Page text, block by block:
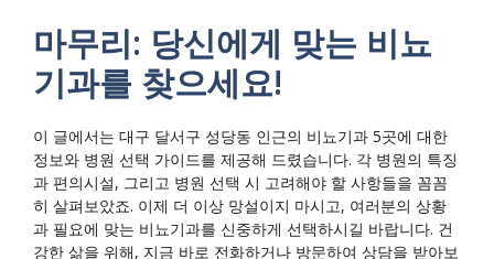
마무리: 당신에게 맞는 비뇨
기과를 찾으세요!
이 글에서는 대구 달서구 성당동 인근의 비뇨기과 5곳에 대한
정보와 병원 선택 가이드를 제공해 드렸습니다. 각 병원의 특징
과 편의시설, 그리고 병원 선택 시 고려해야 할 사항들을 꼼꼼
히 살펴보았죠. 이제 더 이상 망설이지 마시고, 여러분의 상황
과 필요에 맞는 비뇨기과를 신중하게 선택하시길 바랍니다. 건
강한 삶을 위해, 지금 바로 전화하거나 방문하여 상담을 받아보